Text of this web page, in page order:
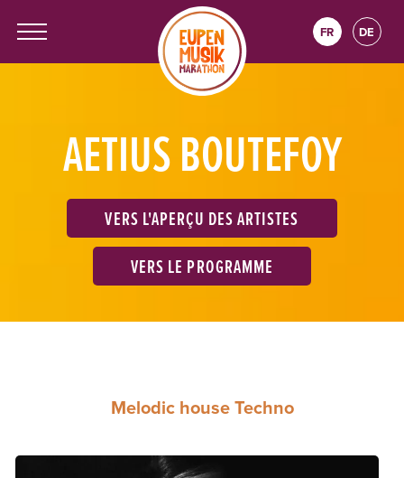
FR DE
AETIUS BOUTEFOY
VERS L'APERÇU DES ARTISTES
VERS LE PROGRAMME
Melodic house Techno